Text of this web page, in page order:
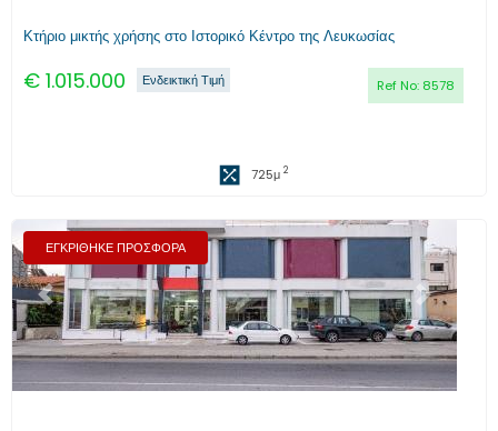
Κτήριο μικτής χρήσης στο Ιστορικό Κέντρο της Λευκωσίας
€ 1.015.000 Ref No: 8578
Ενδεικτική Τιμή
725μ 2
ΕΓΚΡΙΘΗΚΕ ΠΡΟΣΦΟΡΑ
Προηγούμενο Επόμενο